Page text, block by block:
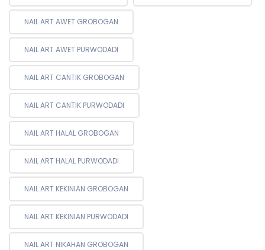
NAIL ART AWET GROBOGAN
NAIL ART AWET PURWODADI
NAIL ART CANTIK GROBOGAN
NAIL ART CANTIK PURWODADI
NAIL ART HALAL GROBOGAN
NAIL ART HALAL PURWODADI
NAIL ART KEKINIAN GROBOGAN
NAIL ART KEKINIAN PURWODADI
NAIL ART NIKAHAN GROBOGAN